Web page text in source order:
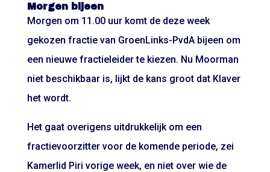
Morgen bijeen
Morgen om 11.00 uur komt de deze week
gekozen fractie van GroenLinks-PvdA bijeen om
een nieuwe fractieleider te kiezen. Nu Moorman
niet beschikbaar is, lijkt de kans groot dat Klaver
het wordt.
Het gaat overigens uitdrukkelijk om een
fractievoorzitter voor de komende periode, zei
Kamerlid Piri vorige week, en niet over wie de